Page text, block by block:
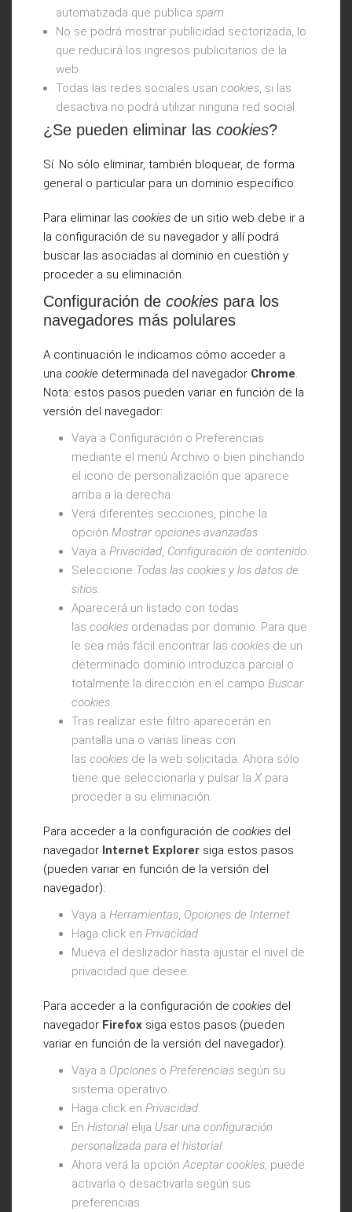
automatizada que publica spam.
No se podrá mostrar publicidad sectorizada, lo
que reducirá los ingresos publicitarios de la
web.
Todas las redes sociales usan cookies, si las
desactiva no podrá utilizar ninguna red social.
¿Se pueden eliminar las cookies?
Sí. No sólo eliminar, también bloquear, de forma
general o particular para un dominio específico.
Para eliminar las cookies de un sitio web debe ir a
la configuración de su navegador y allí podrá
buscar las asociadas al dominio en cuestión y
proceder a su eliminación.
Configuración de cookies para los
navegadores más polulares
A continuación le indicamos cómo acceder a
una cookie determinada del navegador Chrome.
Nota: estos pasos pueden variar en función de la
versión del navegador:
Vaya a Configuración o Preferencias
mediante el menú Archivo o bien pinchando
el icono de personalización que aparece
arriba a la derecha.
Verá diferentes secciones, pinche la
opción Mostrar opciones avanzadas.
Vaya a Privacidad, Configuración de contenido.
Seleccione Todas las cookies y los datos de
sitios.
Aparecerá un listado con todas
las cookies ordenadas por dominio. Para que
le sea más fácil encontrar las cookies de un
determinado dominio introduzca parcial o
totalmente la dirección en el campo Buscar
cookies.
Tras realizar este filtro aparecerán en
pantalla una o varias líneas con
las cookies de la web solicitada. Ahora sólo
tiene que seleccionarla y pulsar la X para
proceder a su eliminación.
Para acceder a la configuración de cookies del
navegador Internet Explorer siga estos pasos
(pueden variar en función de la versión del
navegador):
Vaya a Herramientas, Opciones de Internet
Haga click en Privacidad.
Mueva el deslizador hasta ajustar el nivel de
privacidad que desee.
Para acceder a la configuración de cookies del
navegador Firefox siga estos pasos (pueden
variar en función de la versión del navegador):
Vaya a Opciones o Preferencias según su
sistema operativo.
Haga click en Privacidad.
En Historial elija Usar una configuración
personalizada para el historial.
Ahora verá la opciónAceptar cookies, puede
activarla o desactivarla según sus
preferencias.